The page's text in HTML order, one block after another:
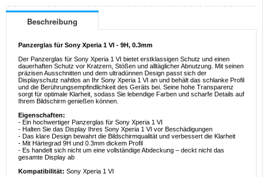
Beschreibung
Panzerglas für Sony Xperia 1 VI - 9H, 0.3mm
Der Panzerglas für Sony Xperia 1 VI bietet erstklassigen Schutz und einen
dauerhaften Schutz vor Kratzern, Stößen und alltäglicher Abnutzung. Mit seinen
präzisen Ausschnitten und dem ultradünnen Design passt sich der
Displayschutz nahtlos an Ihr Sony Xperia 1 VI an und behält das schlanke Profil
und die Berührungsempfindlichkeit des Geräts bei. Seine hohe Transparenz
sorgt für optimale Klarheit, sodass Sie lebendige Farben und scharfe Details auf
Ihrem Bildschirm genießen können.
Eigenschaften:
- Ein hochwertiger Panzerglas für Sony Xperia 1 VI
- Halten Sie das Display Ihres Sony Xperia 1 VI vor Beschädigungen
- Das klare Design bewahrt die Bildschirmqualität und verbessert die Klarheit
- Mit Härtegrad 9H und 0.3mm dickem Profil
- Es handelt sich nicht um eine vollständige Abdeckung – deckt nicht das
gesamte Display ab
Kompatibilität: Sony Xperia 1 VI